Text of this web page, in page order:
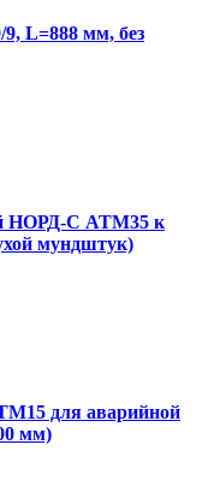
9, L=888 мм, без
НОРД-С АТМ35 к
мундштук)
для аварийной
мм)